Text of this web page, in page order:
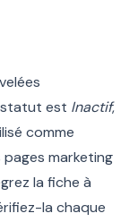
statut est Inactif,
comme
marketing
la fiche à
la chaque